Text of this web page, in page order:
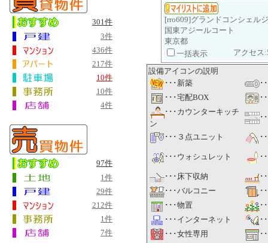
301件
3件
436件
217件
10件
10件
4件
97件
1件
29件
212件
1件
7件
[rro609]グランドコンシェル
国東アジールコート
東京都
一括表示
アクセス
設備アイコンの説明
･･･新築
･
･･･宅配BOX
･
･･･カウンターキッチ
ン
･
･･･３点ユニット ･
･･･ウォシュレット ･
･･･床下収納
･
･･･バルコニー
･
･･･物置
･
･･･インターネット
･
･･･女性専用
･